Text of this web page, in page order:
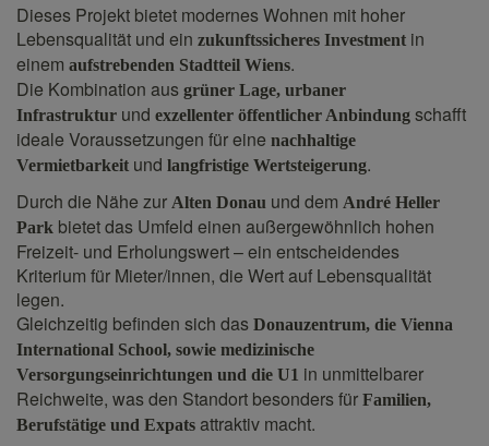
Dieses Projekt bietet modernes Wohnen mit hoher
Lebensqualität und ein zukunftssicheres Investment in
einem aufstrebenden Stadtteil Wiens.
Die Kombination aus grüner Lage, urbaner
Infrastruktur und exzellenter öffentlicher Anbindung schafft
ideale Voraussetzungen für eine nachhaltige
Vermietbarkeit und langfristige Wertsteigerung.
Durch die Nähe zur Alten Donau und dem André Heller
Park bietet das Umfeld einen außergewöhnlich hohen
Freizeit- und Erholungswert – ein entscheidendes
Kriterium für Mieter/innen, die Wert auf Lebensqualität
legen.
Gleichzeitig befinden sich das Donauzentrum, die Vienna
International School, sowie medizinische
Versorgungseinrichtungen und die U1 in unmittelbarer
Reichweite, was den Standort besonders für Familien,
Berufstätige und Expats attraktiv macht.